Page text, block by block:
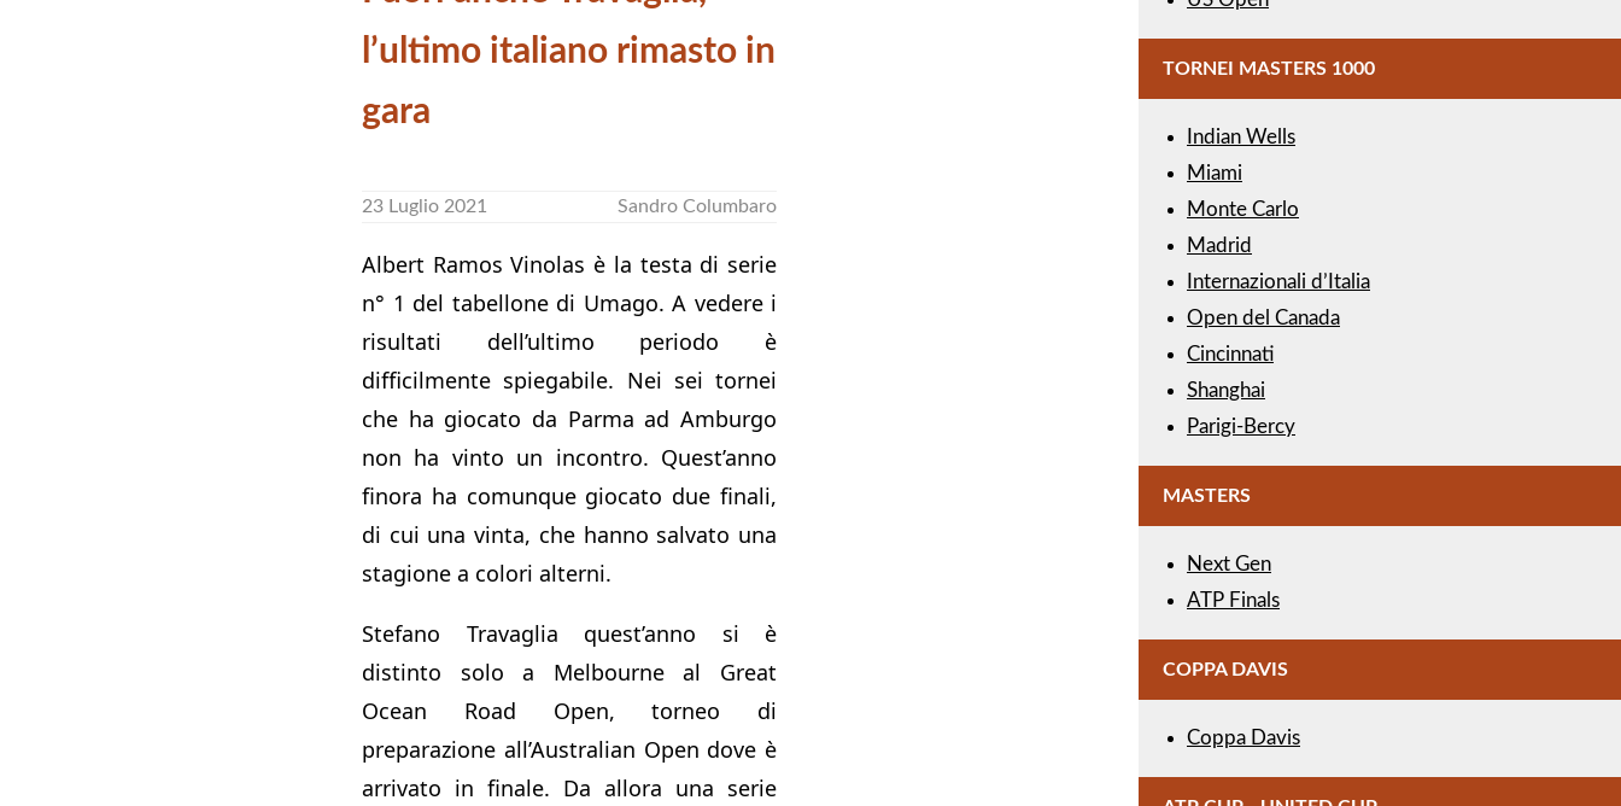
l’ultimo italiano rimasto in
gara
23 Luglio 2021 Sandro Columbaro
Albert Ramos Vinolas è la testa di serie
n° 1 del tabellone di Umago. A vedere i
risultati dell’ultimo periodo è
difficilmente spiegabile. Nei sei tornei
che ha giocato da Parma ad Amburgo
non ha vinto un incontro. Quest’anno
finora ha comunque giocato due finali,
di cui una vinta, che hanno salvato una
stagione a colori alterni.
Stefano Travaglia quest’anno si è
distinto solo a Melbourne al Great
Ocean Road Open, torneo di
preparazione all’Australian Open dove è
arrivato in finale. Da allora una serie
TORNEI MASTERS 1000
Indian Wells
Miami
Monte Carlo
Madrid
Internazionali d’Italia
Open del Canada
Cincinnati
Shanghai
Parigi-Bercy
MASTERS
Next Gen
ATP Finals
COPPA DAVIS
Coppa Davis